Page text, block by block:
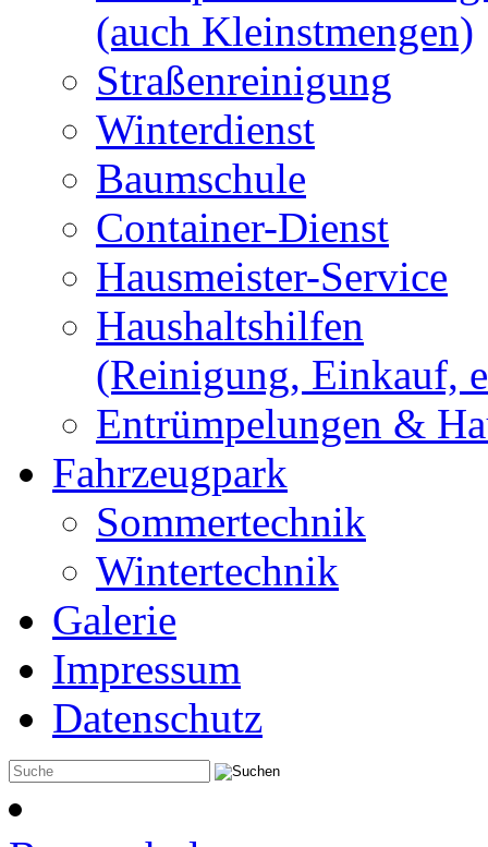
(auch Kleinstmengen)
Straßenreinigung
Winterdienst
Baumschule
Container-Dienst
Hausmeister-Service
Haushaltshilfen
(Reinigung, Einkauf,
Entrümpelungen &
Fahrzeugpark
Sommertechnik
Wintertechnik
Galerie
Impressum
Datenschutz